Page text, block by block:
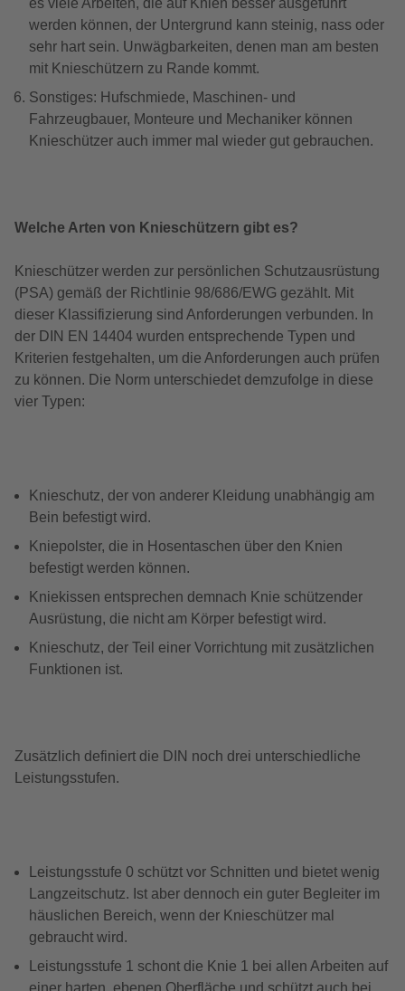
es viele Arbeiten, die auf Knien besser ausgeführt
werden können, der Untergrund kann steinig, nass oder
sehr hart sein. Unwägbarkeiten, denen man am besten
mit Knieschützern zu Rande kommt.
Sonstiges: Hufschmiede, Maschinen- und
Fahrzeugbauer, Monteure und Mechaniker können
Knieschützer auch immer mal wieder gut gebrauchen.
Welche Arten von Knieschützern gibt es?
Knieschützer werden zur persönlichen Schutzausrüstung
(PSA) gemäß der Richtlinie 98/686/EWG gezählt. Mit
dieser Klassifizierung sind Anforderungen verbunden. In
der DIN EN 14404 wurden entsprechende Typen und
Kriterien festgehalten, um die Anforderungen auch prüfen
zu können. Die Norm unterschiedet demzufolge in diese
vier Typen:
Knieschutz, der von anderer Kleidung unabhängig am
Bein befestigt wird.
Kniepolster, die in Hosentaschen über den Knien
befestigt werden können.
Kniekissen entsprechen demnach Knie schützender
Ausrüstung, die nicht am Körper befestigt wird.
Knieschutz, der Teil einer Vorrichtung mit zusätzlichen
Funktionen ist.
Zusätzlich definiert die DIN noch drei unterschiedliche
Leistungsstufen.
Leistungsstufe 0 schützt vor Schnitten und bietet wenig
Langzeitschutz. Ist aber dennoch ein guter Begleiter im
häuslichen Bereich, wenn der Knieschützer mal
gebraucht wird.
Leistungsstufe 1 schont die Knie 1 bei allen Arbeiten auf